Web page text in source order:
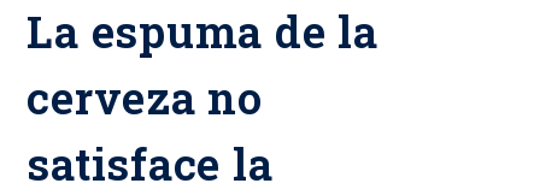
La espuma de la
cerveza no
satisface la